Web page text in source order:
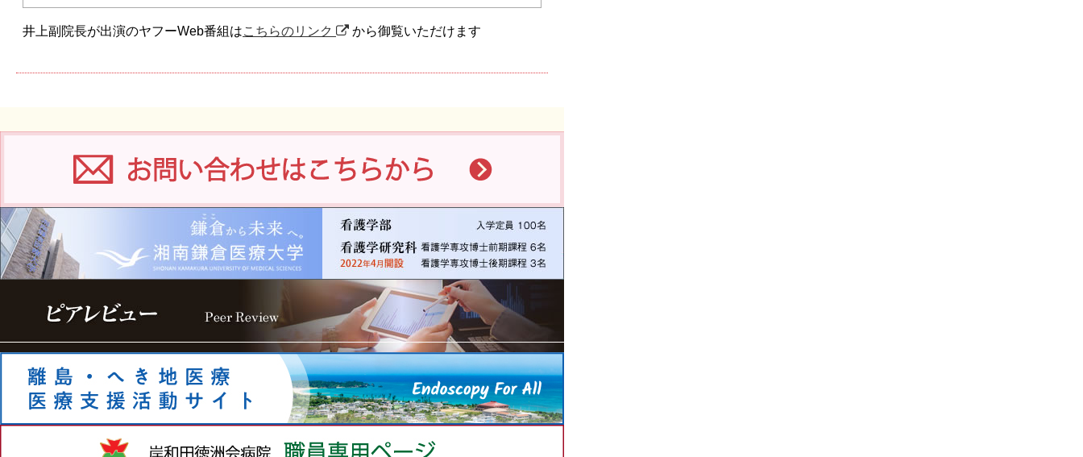
井上副院長が出演のヤフーWeb番組はこちらのリンク から御覧いただけます